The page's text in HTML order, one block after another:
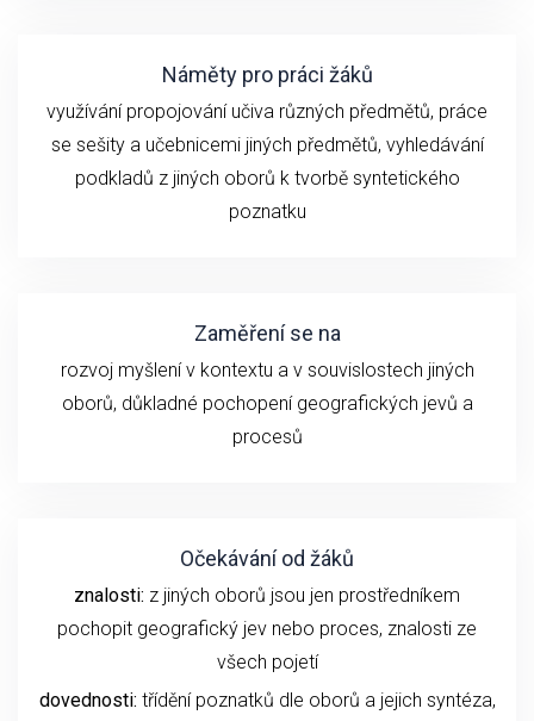
Náměty pro práci žáků
využívání propojování učiva různých předmětů, práce
se sešity a učebnicemi jiných předmětů, vyhledávání
podkladů z jiných oborů k tvorbě syntetického
poznatku
Zaměření se na
rozvoj myšlení v kontextu a v souvislostech jiných
oborů, důkladné pochopení geografických jevů a
procesů
Očekávání od žáků
znalosti: z jiných oborů jsou jen prostředníkem
pochopit geografický jev nebo proces, znalosti ze
všech pojetí
dovednosti: třídění poznatků dle oborů a jejich syntéza,